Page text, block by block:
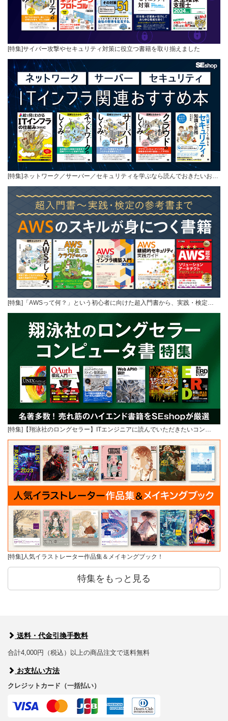
[特集]サイバー攻撃やセキュリティ対策に役立つ書籍を取り揃えました
[特集]ネットワーク／サーバー／セキュリティを学ぶなら読んでおきたいお…
[特集]「AWSって何？」という初心者に向けた超入門書から、実践・検定…
[特集]【翔泳社のロングセラー】ITエンジニアに読んでいただきたいコン…
[特集]人気イラストレーター作品集＆メイキングブック！
特集をもっと見る
送料・代金引換手数料
合計4,000円（税込）以上の商品注文で送料無料
お支払い方法
クレジットカード（一括払い）